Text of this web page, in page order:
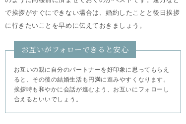
で挨拶がすぐにできない場合は、婚約したことと後日挨拶
に行きたいことを早めに伝えておきましょう。
お互いがフォローできると安心
お互いの親に自分のパートナーを好印象に思ってもらえ
ると、その後の結婚生活も円満に進みやすくなります。
挨拶時も和やかに会話が進むよう、お互いにフォローし
合えるといいでしょう。